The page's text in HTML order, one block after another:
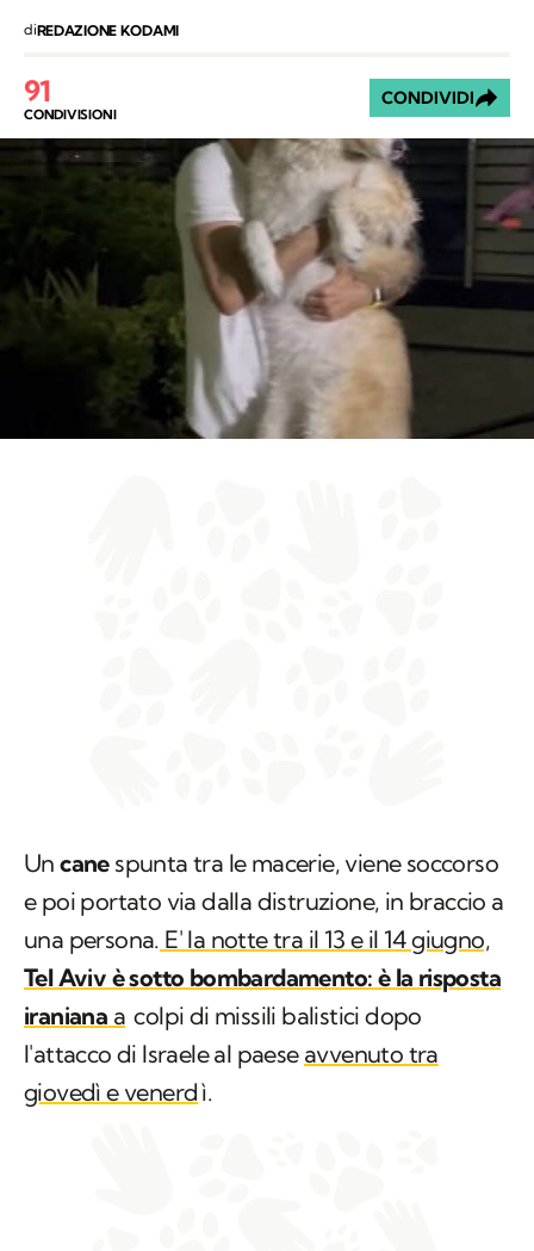
diREDAZIONE KODAMI
91
CONDIVISIONI
CONDIVIDI
Uncanespunta tra le macerie, viene soccorso
e poi portato via dalla distruzione, in braccio a
una persona. E' la notte tra il 13 e il 14 giugno,
Tel Aviv è sotto bombardamento: è la risposta
iraniana a colpi di missili balistici dopo
l'attacco di Israele al paese avvenuto tra
giovedì e venerdì.